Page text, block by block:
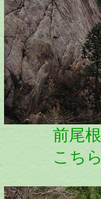
前尾根は
こちらは